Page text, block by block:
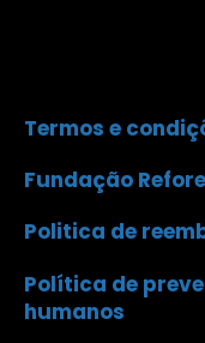
Termos e
Fundação
Politica de
Política de
humanos